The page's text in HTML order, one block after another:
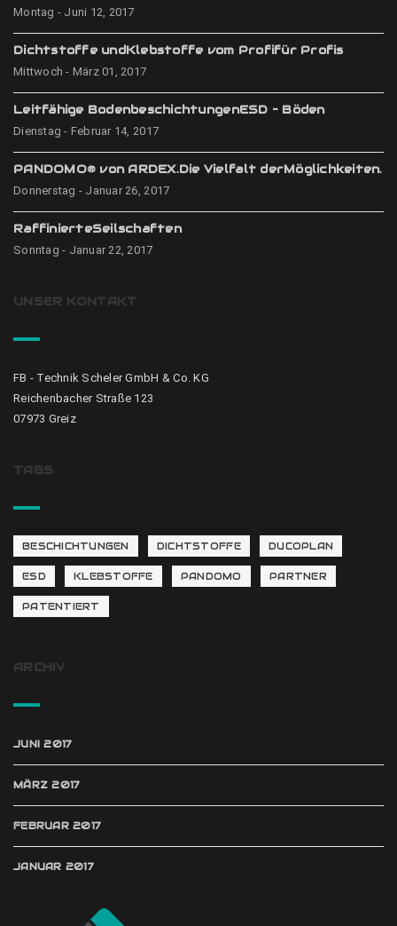
Montag - Juni 12, 2017
Dichtstoffe undKlebstoffe vom Profifür Profis
Mittwoch - März 01, 2017
Leitfähige BodenbeschichtungenESD – Böden
Dienstag - Februar 14, 2017
PANDOMO® von ARDEX.Die Vielfalt derMöglichkeiten.
Donnerstag - Januar 26, 2017
RaffinierteSeilschaften
Sonntag - Januar 22, 2017
UNSER KONTAKT
FB - Technik Scheler GmbH & Co. KG
Reichenbacher Straße 123
07973 Greiz
TAGS
BESCHICHTUNGEN DICHTSTOFFE DUCOPLAN
ESD KLEBSTOFFE PANDOMO PARTNER
PATENTIERT
ARCHIV
JUNI 2017
MÄRZ 2017
FEBRUAR 2017
JANUAR 2017